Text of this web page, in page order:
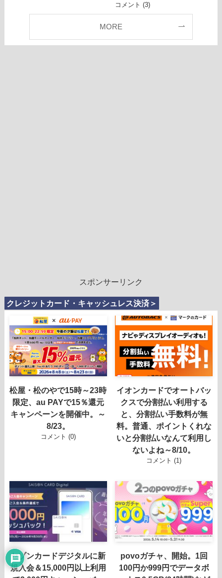
コメント (3)
MORE
スポンサーリンク
クレジットカード・キャッシュレス決済＞
松屋・松のやで15時～23時
限定、au PAYで15％還元
キャンペーンを開催中。～
8/23。
コメント (0)
イオンカードでオートバッ
クスで分割払い利用する
と、分割払い手数料が無
料。普通、ポイントくれな
いと分割払いなんて利用し
ないよね～8/10。
コメント (1)
セゾンカードデジタルに新
規入会＆15,000円以上利用
povoガチャ、開始。1回
100円か999円でデータボ